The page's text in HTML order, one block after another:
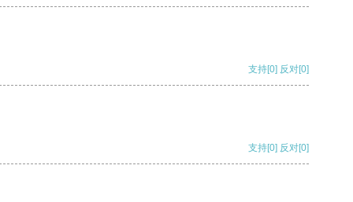
支持[0] 反对[0]
支持[0] 反对[0]